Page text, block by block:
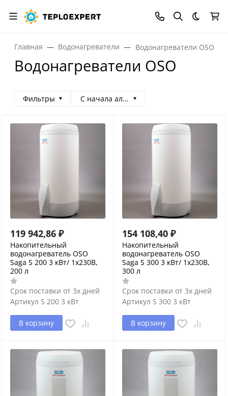
Темная
Главная Водонагреватели Водонагреватели OSO
Водонагреватели OSO
Фильтры С начала алфавита
119 942,86 ₽
Накопительный
водонагреватель OSO
Saga S 200 3 кВт/ 1x230В,
200 л
Срок поставки от 3х дней
Артикул S 200 3 кВт
В корзину
154 108,40 ₽
Накопительный
водонагреватель OSO
Saga S 300 3 кВт/ 1x230В,
300 л
Срок поставки от 3х дней
Артикул S 300 3 кВт
В корзину